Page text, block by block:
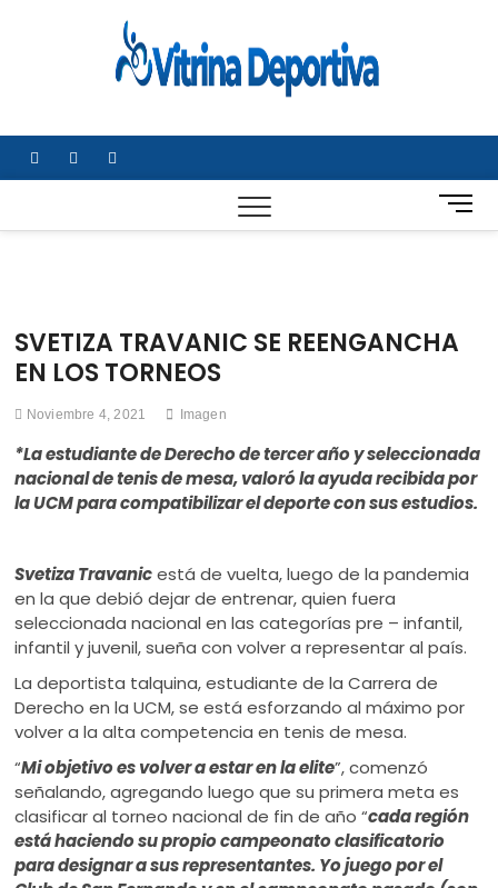
facebooktwitterinstagram
B
o
e
ú
SVETIZA TRAVANIC SE REENGANCHA
EN LOS TORNEOS
Noviembre 4, 2021 Imagen
*La estudiante de Derecho de tercer año y seleccionada
nacional de tenis de mesa, valoró la ayuda recibida por
la UCM para compatibilizar el deporte con sus estudios.
Svetiza Travanic está de vuelta, luego de la pandemia
en la que debió dejar de entrenar, quien fuera
seleccionada nacional en las categorías pre – infantil,
infantil y juvenil, sueña con volver a representar al país.
La deportista talquina, estudiante de la Carrera de
Derecho en la UCM, se está esforzando al máximo por
volver a la alta competencia en tenis de mesa.
“Mi objetivo es volver a estar en la elite”, comenzó
señalando, agregando luego que su primera meta es
clasificar al torneo nacional de fin de año “cada región
está haciendo su propio campeonato clasificatorio
para designar a sus representantes. Yo juego por el